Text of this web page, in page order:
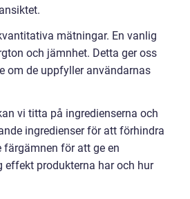
mätningar. En vanlig
och jämnhet. Detta ger oss
om de uppfyller användarnas
vi titta på ingredienserna och
ingredienser för att förhindra
färgämnen för att ge en
effekt produkterna har och hur